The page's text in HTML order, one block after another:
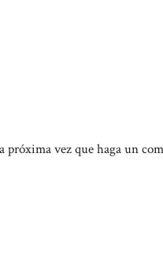
próxima vez que haga un